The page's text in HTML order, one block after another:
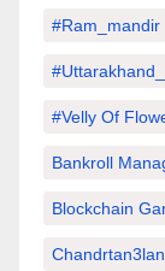
#Ram_mandir
#velly Of
Bankroll
Blockchain